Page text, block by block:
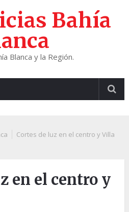
Bahía
Blanca y la Región.
Cortes de luz en el centro y Villa
en el centro y